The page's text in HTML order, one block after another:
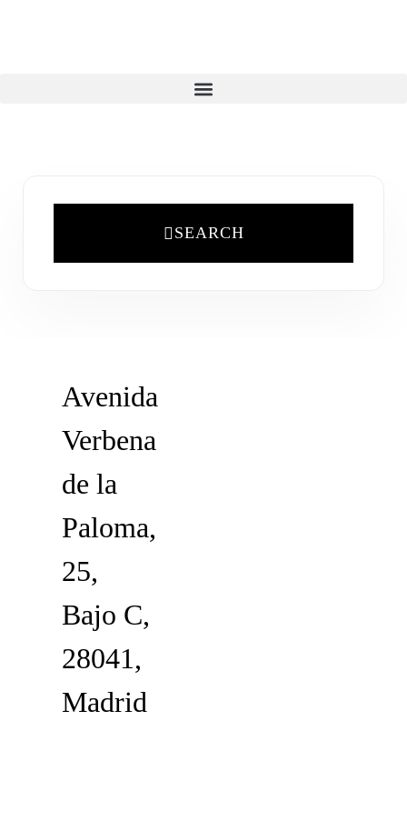
SEARCH
Avenida
Verbena
de la
Paloma,
25,
Bajo C,
28041,
Madrid